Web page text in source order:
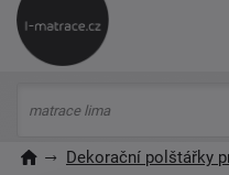
Dekorační polštářky